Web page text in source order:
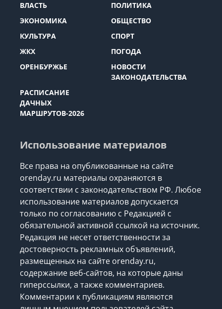
ВЛАСТЬ
ПОЛИТИКА
ЭКОНОМИКА
ОБЩЕСТВО
КУЛЬТУРА
СПОРТ
ЖКХ
ПОГОДА
ОРЕНБУРЖЬЕ
НОВОСТИ
ЗАКОНОДАТЕЛЬСТВА
РАСПИСАНИЕ
ДАЧНЫХ
МАРШРУТОВ-2026
Использование материалов
Все права на опубликованные на сайте
orenday.ru материалы охраняются в
соответствии с законодательством РФ. Любое
использование материалов допускается
только по согласованию с Редакцией с
обязательной активной ссылкой на источник.
Редакция не несет ответственности за
достоверность рекламных объявлений,
размещенных на сайте orenday.ru,
содержание веб-сайтов, на которые даны
гиперссылки, а также комментариев.
Комментарии к публикациям являются